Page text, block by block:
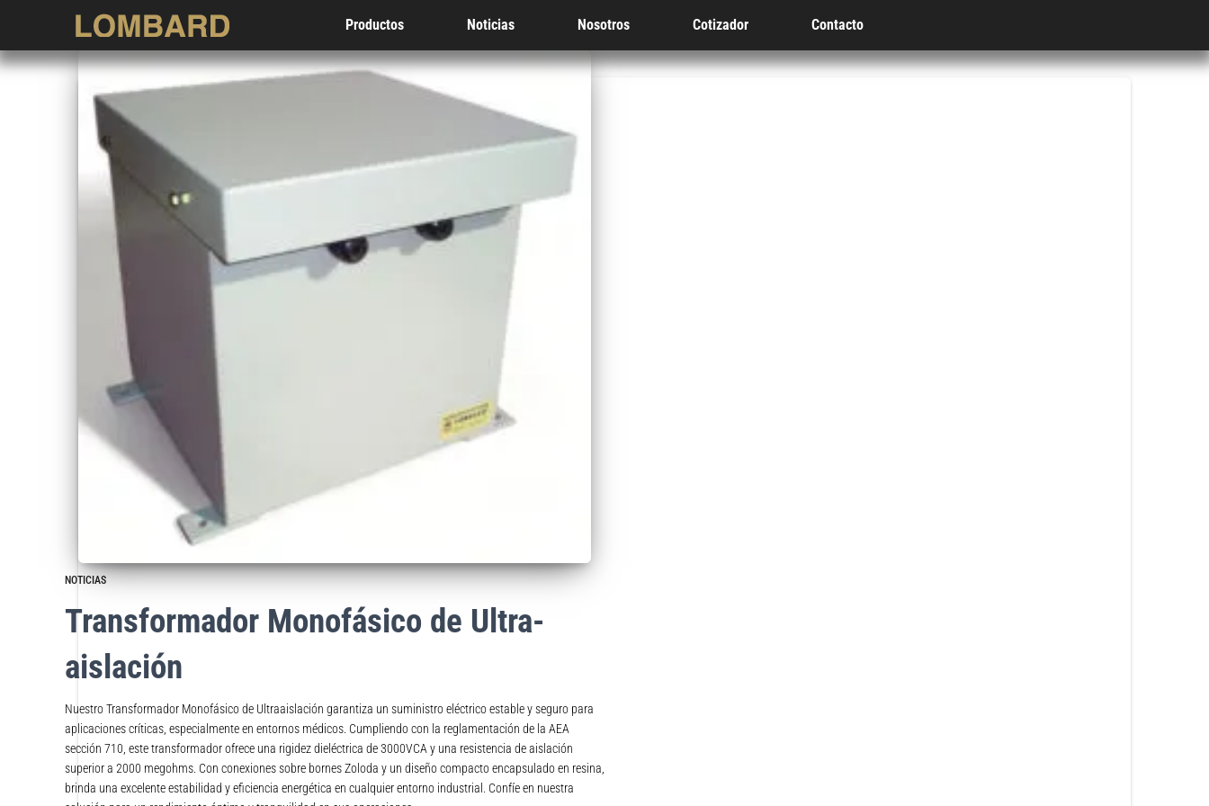
Productos Noticias Nosotros Cotizador Contacto
NOTICIAS
Transformador Monofásico de Ultra-
aislación
Nuestro Transformador Monofásico de Ultraaislación garantiza un suministro eléctrico estable y seguro para
aplicaciones críticas, especialmente en entornos médicos. Cumpliendo con la reglamentación de la AEA
sección 710, este transformador ofrece una rigidez dieléctrica de 3000VCA y una resistencia de aislación
superior a 2000 megohms. Con conexiones sobre bornes Zoloda y un diseño compacto encapsulado en resina,
brinda una excelente estabilidad y eficiencia energética en cualquier entorno industrial. Confíe en nuestra